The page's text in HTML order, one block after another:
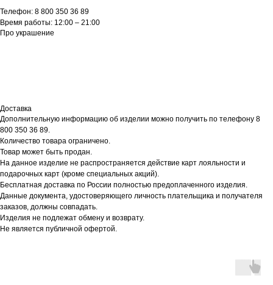
Телефон: 8 800 350 36 89
Время работы: 12:00 – 21:00
Про украшение
Доставка
Дополнительную информацию об изделии можно получить по телефону 8
800 350 36 89.
Количество товара ограничено.
Товар может быть продан.
На данное изделие не распространяется действие карт лояльности и
подарочных карт (кроме специальных акций).
Бесплатная доставка по России полностью предоплаченного изделия.
Данные документа, удостоверяющего личность плательщика и получателя
заказов, должны совпадать.
Изделия не подлежат обмену и возврату.
Не является публичной офертой.